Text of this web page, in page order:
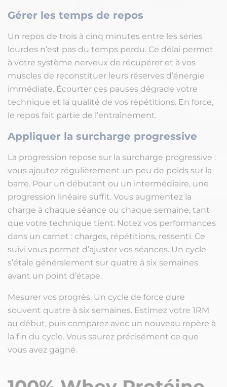
Gérer les temps de repos
Un repos de trois à cinq minutes entre les séries
lourdes n’est pas du temps perdu. Ce délai permet
à votre système nerveux de récupérer et à vos
muscles de reconstituer leurs réserves d’énergie
immédiate. Écourter ces pauses dégrade votre
technique et la qualité de vos répétitions. En force,
le repos fait partie de l’entraînement.
Appliquer la surcharge progressive
La progression repose sur la surcharge progressive :
vous ajoutez régulièrement un peu de poids sur la
barre. Pour un débutant ou un intermédiaire, une
progression linéaire suffit. Vous augmentez la
charge à chaque séance ou chaque semaine, tant
que votre technique tient. Notez vos performances
dans un carnet : charges, répétitions, ressenti. Ce
suivi vous permet d’ajuster vos séances. Un cycle
s’étale généralement sur quatre à six semaines
avant un point d’étape.
Mesurer vos progrès. Un cycle de force dure
souvent quatre à six semaines. Estimez votre 1RM
au début, puis comparez avec un nouveau repère à
la fin du cycle. Vous saurez précisément ce que
vous avez gagné.